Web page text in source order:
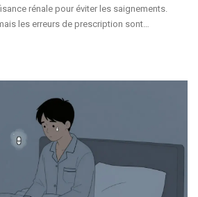
rénale pour éviter les saignements.
les erreurs de prescription sont